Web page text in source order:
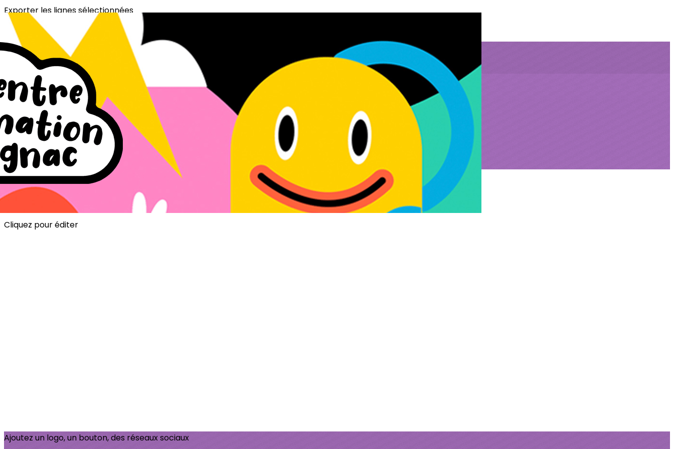
Exporter les lignes sélectionnées
Exporter toutes les colonnes
Exporter uniquement les colonnes affichées
<
>
Le Centre d'Animation
L'équipe
Horaires d'ouverture et accès
Nos sondages
Les régles de fonctionnement
?>
Images de la page d'accueil
Cliquez pour éditer
Ajoutez un logo, un bouton, des réseaux sociaux